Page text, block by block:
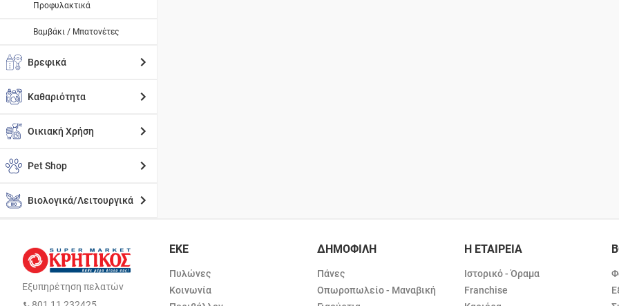
Προφυλακτικά
Βαμβάκι / Μπατονέτες
Βρεφικά
Καθαριότητα
Οικιακή Χρήση
Pet Shop
Βιολογικά/Λειτουργικά
Εξυπηρέτηση πελατών
ΕΚΕ
Πυλώνες
Κοινωνία
ΔΗΜΟΦΙΛΗ
Πάνες
Οπωροπωλείο - Μαναβική
Η ΕΤΑΙΡΕΙΑ
Ιστορικό - Όραμα
Franchise